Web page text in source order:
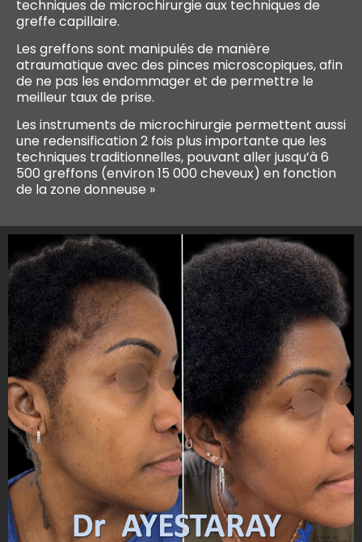
techniques de microchirurgie aux techniques de
greffe capillaire.
Les greffons sont manipulés de manière
atraumatique avec des pinces microscopiques, afin
de ne pas les endommager et de permettre le
meilleur taux de prise.
Les instruments de microchirurgie permettent aussi
une redensification 2 fois plus importante que les
techniques traditionnelles, pouvant aller jusqu’à 6
500 greffons (environ 15 000 cheveux) en fonction
de la zone donneuse »